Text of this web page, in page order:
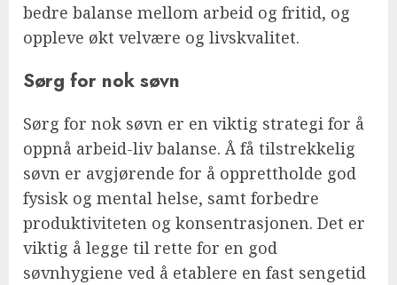
bedre balanse mellom arbeid og fritid, og
oppleve økt velvære og livskvalitet.
Sørg for nok søvn
Sørg for nok søvn er en viktig strategi for å
oppnå arbeid-liv balanse. Å få tilstrekkelig
søvn er avgjørende for å opprettholde god
fysisk og mental helse, samt forbedre
produktiviteten og konsentrasjonen. Det er
viktig å legge til rette for en god
søvnhygiene ved å etablere en fast sengetid